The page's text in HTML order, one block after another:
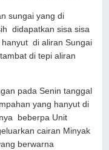
sungai yang di
didapatkan sisa sisa
di aliran Sungai
di tepi aliran
pada Senin tanggal
yang hanyut di
beberpa Unit
cairan Minyak
berwarna